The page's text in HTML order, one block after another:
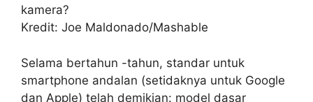
kamera?
Kredit: Joe Maldonado/Mashable
Selama bertahun -tahun, standar untuk
smartphone andalan (setidaknya untuk Google
dan Apple) telah demikian: model dasar